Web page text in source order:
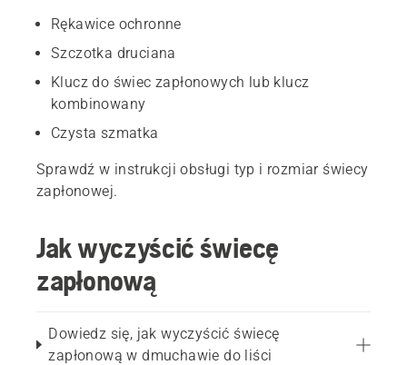
Rękawice ochronne
Szczotka druciana
Klucz do świec zapłonowych lub klucz
kombinowany
Czysta szmatka
Sprawdź w instrukcji obsługi typ i rozmiar świecy
zapłonowej.
Jak wyczyścić świecę
zapłonową
Dowiedz się, jak wyczyścić świecę
zapłonową w dmuchawie do liści